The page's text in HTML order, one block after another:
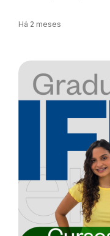
Há 2 meses